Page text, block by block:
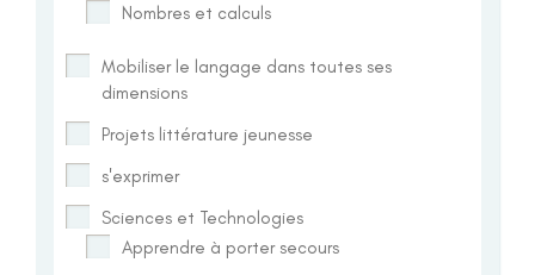
Nombres et calculs
Mobiliser le langage dans toutes ses
dimensions
Projets littérature jeunesse
s'exprimer
Sciences et Technologies
Apprendre à porter secours